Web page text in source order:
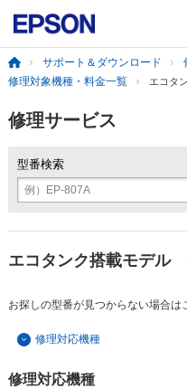
サポート＆ダウンロード
修理対象機種・料金一覧
エコタ
修理サービス
型番検索
例）EP-807A
エコタンク搭載モデル
お探しの型番が見つからない場合は
修理対応機種
修理対応機種